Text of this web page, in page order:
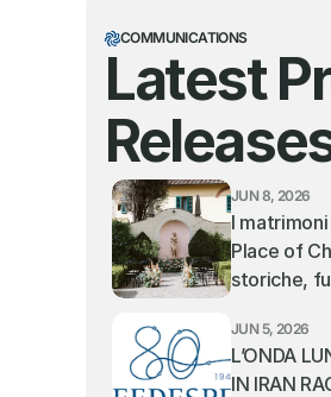
COMMUNICATIONS
Latest
JUN 8, 2026
I
Place of
storiche,
JUN 5, 2026
L’ONDA
IN IRAN